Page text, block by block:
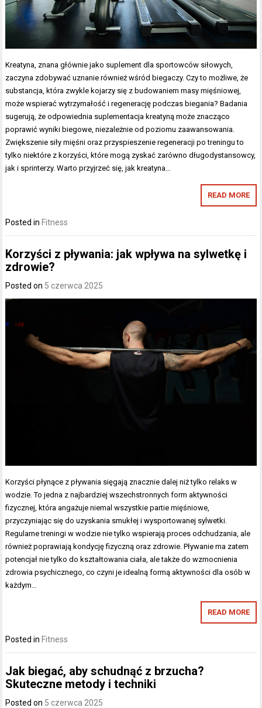
Kreatyna, znana głównie jako suplement dla sportowców siłowych,
zaczyna zdobywać uznanie również wśród biegaczy. Czy to możliwe, że
substancja, która zwykle kojarzy się z budowaniem masy mięśniowej,
może wspierać wytrzymałość i regenerację podczas biegania? Badania
sugerują, że odpowiednia suplementacja kreatyną może znacząco
poprawić wyniki biegowe, niezależnie od poziomu zaawansowania.
Zwiększenie siły mięśni oraz przyspieszenie regeneracji po treningu to
tylko niektóre z korzyści, które mogą zyskać zarówno długodystansowcy,
jak i sprinterzy. Warto przyjrzeć się, jak kreatyna…
READ MORE
Posted in Fitness
Korzyści z pływania: jak wpływa na sylwetkę i
zdrowie?
Posted on 5 czerwca 2025
Korzyści płynące z pływania sięgają znacznie dalej niż tylko relaks w
wodzie. To jedna z najbardziej wszechstronnych form aktywności
fizycznej, która angażuje niemal wszystkie partie mięśniowe,
przyczyniając się do uzyskania smukłej i wysportowanej sylwetki.
Regularne treningi w wodzie nie tylko wspierają proces odchudzania, ale
również poprawiają kondycję fizyczną oraz zdrowie. Pływanie ma zatem
potencjał nie tylko do kształtowania ciała, ale także do wzmocnienia
zdrowia psychicznego, co czyni je idealną formą aktywności dla osób w
każdym…
READ MORE
Posted in Fitness
Jak biegać, aby schudnąć z brzucha?
Skuteczne metody i techniki
Posted on 5 czerwca 2025